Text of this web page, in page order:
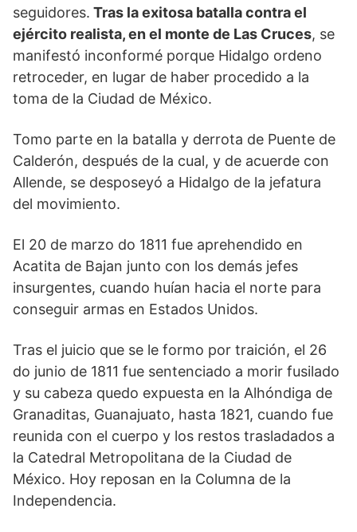
seguidores. Tras la exitosa batalla contra el
ejército realista, en el monte de Las Cruces, se
manifestó inconformé porque Hidalgo ordeno
retroceder, en lugar de haber procedido a la
toma de la Ciudad de México.
Tomo parte en la batalla y derrota de Puente de
Calderón, después de la cual, y de acuerde con
Allende, se desposeyó a Hidalgo de la jefatura
del movimiento.
El 20 de marzo do 1811 fue aprehendido en
Acatita de Bajan junto con los demás jefes
insurgentes, cuando huían hacia el norte para
conseguir armas en Estados Unidos.
Tras el juicio que se le formo por traición, el 26
do junio de 1811 fue sentenciado a morir fusilado
y su cabeza quedo expuesta en la Alhóndiga de
Granaditas, Guanajuato, hasta 1821, cuando fue
reunida con el cuerpo y los restos trasladados a
la Catedral Metropolitana de la Ciudad de
México. Hoy reposan en la Columna de la
Independencia.